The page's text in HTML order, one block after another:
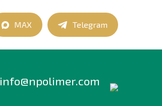
MAX Telegram
info@npolimer.com